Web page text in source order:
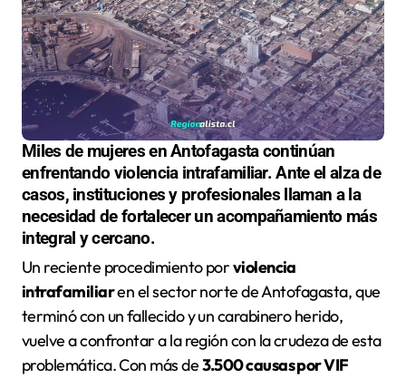
Miles de mujeres en Antofagasta continúan
enfrentando violencia intrafamiliar. Ante el alza de
casos, instituciones y profesionales llaman a la
necesidad de fortalecer un acompañamiento más
integral y cercano.
Un reciente procedimiento porviolencia
intrafamiliaren el sector norte de Antofagasta, que
terminó con un fallecido y un carabinero herido,
vuelve a confrontar a la región con la crudeza de esta
problemática. Con más de3.500 causas por VIF